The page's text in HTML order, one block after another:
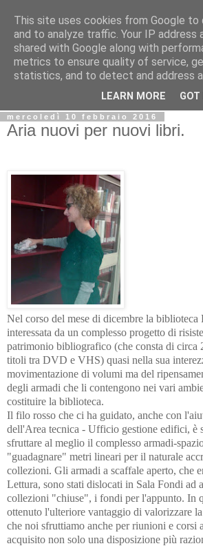
Biblio@rti in
Il Blog della Biblioteca di Area delle arti
informazioni iniziative incontri
mercoledì 10 febbraio 2016
Aria nuovi per nuovi libri.
Nel corso del mese di dicembre la biblioteca
interessata da un complesso progetto di
patrimonio bibliografico (che consta di circa
titoli tra DVD e VHS) quasi nella sua
movimentazione di volumi ma del
degli armadi che li contengono nei vari
costituire la biblioteca.
Il filo rosso che ci ha guidato, anche con
dell'Area tecnica - Ufficio gestione edifici, è
sfruttare al meglio il complesso armadi-
"guadagnare" metri lineari per il naturale
collezioni. Gli armadi a scaffale aperto, che
Lettura, sono stati dislocati in Sala Fondi ad
collezioni "chiuse", i fondi per l'appunto. In
ottenuto l'ulteriore vantaggio di valorizzare
che noi sfruttiamo anche per riunioni e corsi
acquisito non solo una disposizione più
This site uses cookies from Google to
and to analyze traffic. Your IP address
shared with Google along with
metrics to ensure quality of service,
statistics, and to detect and address
LEARN MORE GOT